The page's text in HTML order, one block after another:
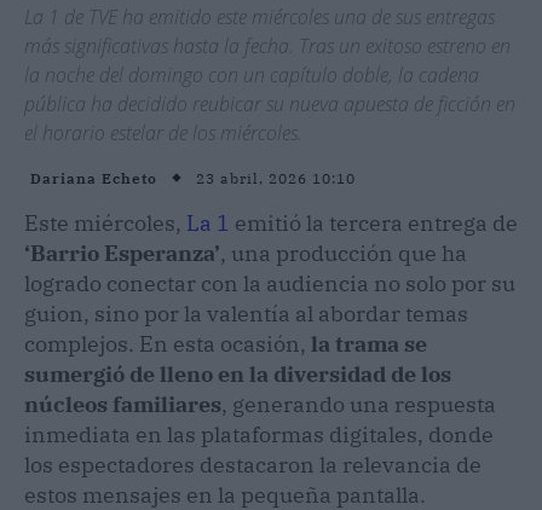
La 1 de TVE ha emitido este miércoles una de sus entregas
más significativas hasta la fecha. Tras un exitoso estreno en
la noche del domingo con un capítulo doble, la cadena
pública ha decidido reubicar su nueva apuesta de ficción en
el horario estelar de los miércoles.
Dariana Echeto 23 abril, 2026 10:10
Este miércoles, La 1 emitió la tercera entrega de
‘Barrio Esperanza’, una producción que ha
logrado conectar con la audiencia no solo por su
guion, sino por la valentía al abordar temas
complejos. En esta ocasión, la trama se
sumergió de lleno en la diversidad de los
núcleos familiares, generando una respuesta
inmediata en las plataformas digitales, donde
los espectadores destacaron la relevancia de
estos mensajes en la pequeña pantalla.